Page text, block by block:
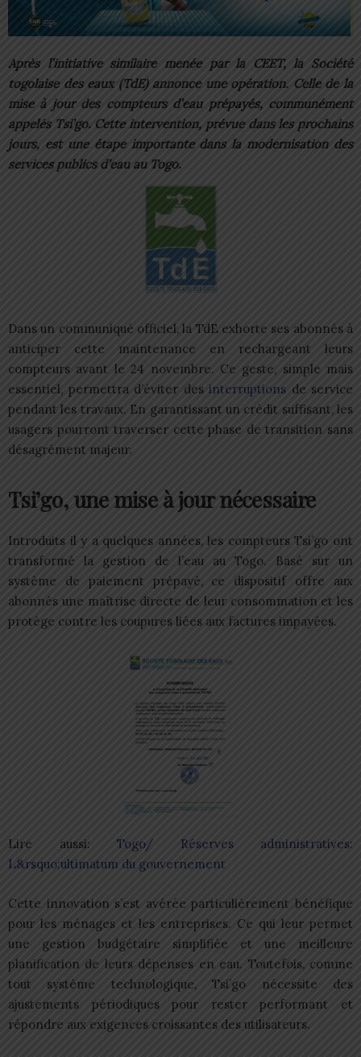
Après l’initiative similaire menée par la CEET, la Société
togolaise des eaux (TdE) annonce une opération. Celle de la
mise à jour des compteurs d’eau prépayés, communément
appelés Tsi’go. Cette intervention, prévue dans les prochains
jours, est une étape importante dans la modernisation des
services publics d’eau au Togo.
Dans un communiqué officiel, la TdE exhorte ses abonnés à
anticiper cette maintenance en rechargeant leurs
compteurs avant le 24 novembre. Ce geste, simple mais
essentiel, permettra d’éviter des interruptions de service
pendant les travaux. En garantissant un crédit suffisant, les
usagers pourront traverser cette phase de transition sans
désagrément majeur.
Tsi’go, une mise à jour nécessaire
Introduits il y a quelques années, les compteurs Tsi’go ont
transformé la gestion de l’eau au Togo. Basé sur un
système de paiement prépayé, ce dispositif offre aux
abonnés une maîtrise directe de leur consommation et les
protège contre les coupures liées aux factures impayées.
Lire aussi: Togo/ Réserves administratives:
L&rsquo;ultimatum du gouvernement
Cette innovation s’est avérée particulièrement bénéfique
pour les ménages et les entreprises. Ce qui leur permet
une gestion budgétaire simplifiée et une meilleure
planification de leurs dépenses en eau. Toutefois, comme
tout système technologique, Tsi’go nécessite des
ajustements périodiques pour rester performant et
répondre aux exigences croissantes des utilisateurs.